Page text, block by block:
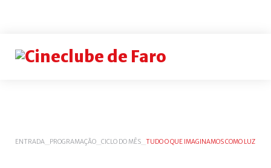
ENTRADA PROGRAMAÇÃO CICLO DO MÊS TUDO O QUE IMAGINAMOS COMO LUZ
INICIAR